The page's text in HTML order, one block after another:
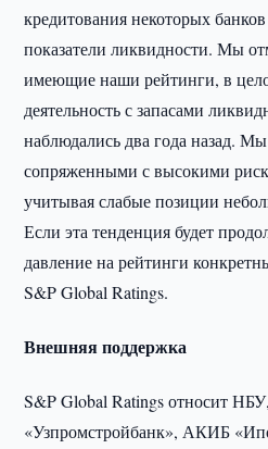
кредитования некоторых
показатели ликвидности. Мы
имеющие наши рейтинги, в
деятельность с запасами
наблюдались два года назад.
сопряженными с высокими
учитывая слабые позиции
Если эта тенденция будет
давление на рейтинги
S&P Global Ratings.
Внешняя поддержка
S&P Global Ratings относит
«Узпромстройбанк», АКИБ